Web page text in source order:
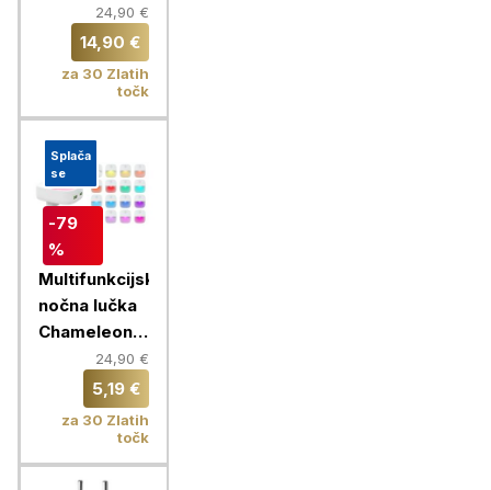
vgrajenim
časovnikom,
Chameleon
24,90 €
14,90 €
za 30 Zlatih
točk
Splača
se
-79
%
Multifunkcijska
nočna lučka
Chameleon +
hišni polnilec
2x USB
24,90 €
5,19 €
za 30 Zlatih
točk